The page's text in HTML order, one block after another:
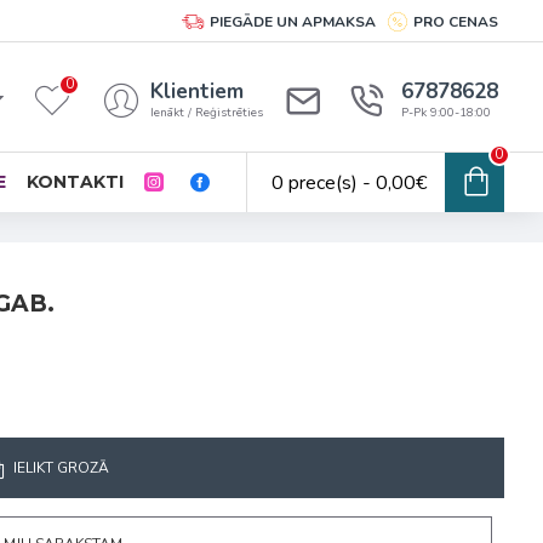
PIEGĀDE UN APMAKSA PRO CENAS
0 Klientiem
Ienākt / Reģistrēties
67878628
P-Pk 9:00-18:00
KONTAKTI 0 prece(s) - 0,00€
0
IELIKT GROZĀ